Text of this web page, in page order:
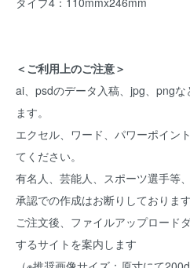
＜ご利用上のご注意＞
ai、psdのデータ入稿、jpg、png
ます。
エクセル、ワード、パワーポイン
てください。
有名人、芸能人、スポーツ選手等
承認での作成はお断りしております
ご注文後、ファイルアップロード
するサイトを案内します